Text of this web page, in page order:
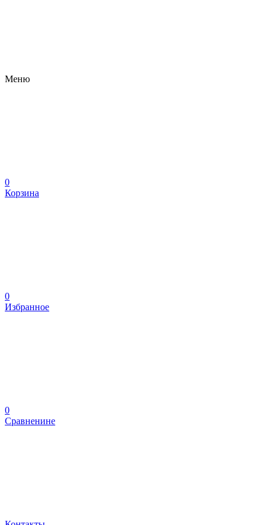
Меню
0
Корзина
0
Избранное
0
Сравненине